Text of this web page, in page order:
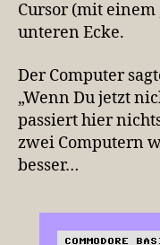
Cursor (mit
unteren Ecke.
Der Computer
„Wenn Du jetzt
passiert hier
zwei Computern
besser…